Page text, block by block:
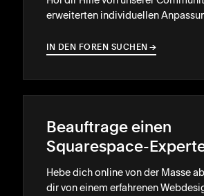
erweiterten individuellen
IN DEN FOREN SUCHEN →
→
Beauftrage einen
Squarespace-
Hebe dich online von der Masse
dir von einem erfahrenen